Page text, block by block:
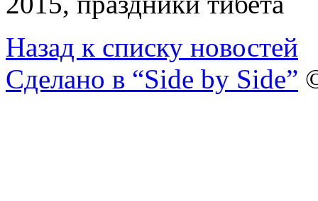
Назад к списку новостей
Сделано в “Side by Side”